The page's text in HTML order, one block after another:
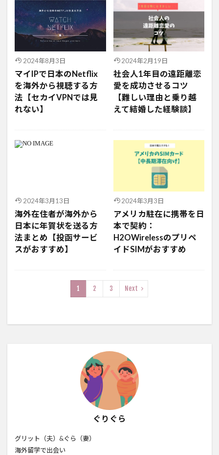
2024年8月3日
マイIPで日本のNetflix
を海外から視聴する方
法【セカイVPNでは見
れない】
2024年2月19日
社会人1年目の遠距離恋
愛を成功させるコツ
【難しい理由と乗り越
えて結婚した経験談】
2024年3月13日
海外在住者が海外から
日本に年賀状を送る方
法まとめ【投函サービ
スがおすすめ】
2024年3月3日
アメリカ駐在に携帯を日
本で契約：
H2OWirelessのプリペ
イドSIMがおすすめ
1 2 3 Next
ぐりぐら
グリット（夫）&ぐら（妻）
海外留学で出会い